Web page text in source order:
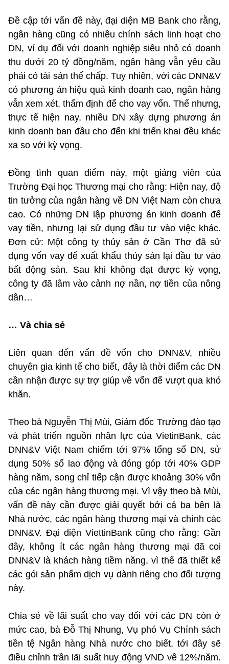
Đề cập tới vấn đề này, đại diện MB Bank cho rằng,
ngân hàng cũng có nhiều chính sách linh hoạt cho
DN, ví dụ đối với doanh nghiệp siêu nhỏ có doanh
thu dưới 20 tỷ đồng/năm, ngân hàng vẫn yêu cầu
phải có tài sản thế chấp. Tuy nhiên, với các DNN&V
có phương án hiệu quả kinh doanh cao, ngân hàng
vẫn xem xét, thẩm định để cho vay vốn. Thế nhưng,
thực tế hiện nay, nhiều DN xây dựng phương án
kinh doanh ban đầu cho đến khi triển khai đều khác
xa so với kỳ vọng.
Đồng tình quan điểm này, một giảng viên của
Trường Đại học Thương mại cho rằng: Hiện nay, độ
tin tưởng của ngân hàng về DN Việt Nam còn chưa
cao. Có những DN lập phương án kinh doanh để
vay tiền, nhưng lại sử dụng đầu tư vào việc khác.
Đơn cử: Một công ty thủy sản ở Cần Thơ đã sử
dụng vốn vay để xuất khẩu thủy sản lại đầu tư vào
bất động sản. Sau khi không đạt được kỳ vọng,
công ty đã lâm vào cảnh nợ nần, nợ tiền của nông
dân…
… Và chia sẻ
Liên quan đến vấn đề vốn cho DNN&V, nhiều
chuyên gia kinh tế cho biết, đây là thời điểm các DN
cần nhận được sự trợ giúp về vốn để vượt qua khó
khăn.
Theo bà Nguyễn Thị Mùi, Giám đốc Trường đào tạo
và phát triển nguồn nhân lực của VietinBank, các
DNN&V Việt Nam chiếm tới 97% tổng số DN, sử
dụng 50% số lao động và đóng góp tới 40% GDP
hàng năm, song chỉ tiếp cận được khoảng 30% vốn
của các ngân hàng thương mại. Vì vậy theo bà Mùi,
vấn đề này cần được giải quyết bởi cả ba bên là
Nhà nước, các ngân hàng thương mại và chính các
DNN&V. Đại diện ViettinBank cũng cho rằng: Gần
đây, không ít các ngân hàng thương mại đã coi
DNN&V là khách hàng tiềm năng, vì thế đã thiết kế
các gói sản phẩm dịch vụ dành riêng cho đối tượng
này.
Chia sẻ về lãi suất cho vay đối với các DN còn ở
mức cao, bà Đỗ Thị Nhung, Vụ phó Vụ Chính sách
tiền tệ Ngân hàng Nhà nước cho biết, tới đây sẽ
điều chỉnh trần lãi suất huy động VND về 12%/năm.